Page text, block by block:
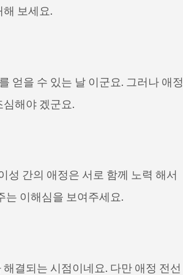
보세요.
얻을 수 있는 날 이군요. 그러나 애정
해야 겠군요.
성 간의 애정은 서로 함께 노력 해서
는 이해심을 보여주세요.
결되는 시점이네요. 다만 애정 전선